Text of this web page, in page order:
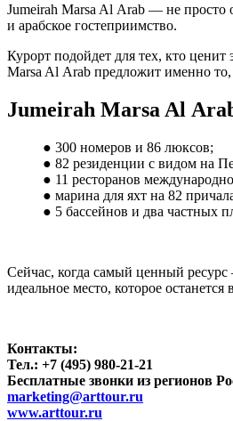
Jumeirah Marsa Al Arab — не просто
и арабское гостеприимство.
Курорт подойдет для тех, кто
Marsa Al Arab предложит именно
Jumeirah Marsa Al
● 300 номеров и 86 люксов;
● 82 резиденции с видом на
● 11 ресторанов
● марина для яхт на 82
● 5 бассейнов и два частных
Сейчас, когда самый ценный
идеальное место, которое останется
Контакты:
Тел.: +7 (495) 980-21-21
Бесплатные звонки из регионов
marketing@arttour.ru
www.arttour.ru